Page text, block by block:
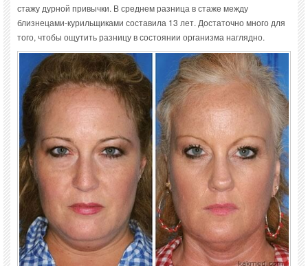
стажу дурной привычки. В среднем разница в стаже между
близнецами-курильщиками составила 13 лет. Достаточно много для
того, чтобы ощутить разницу в состоянии организма наглядно.